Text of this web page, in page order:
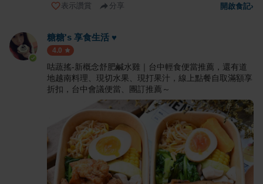
表示讚賞 分享 開啟食記›
糖糖's 享食生活 ♥
4.0
咕蔬搖-新概念舒肥鹹水雞｜台中輕食便當推薦，還有道
地越南料理、現切水果、現打果汁，線上點餐自取滿額享
折扣，台中會議便當、團訂推薦～